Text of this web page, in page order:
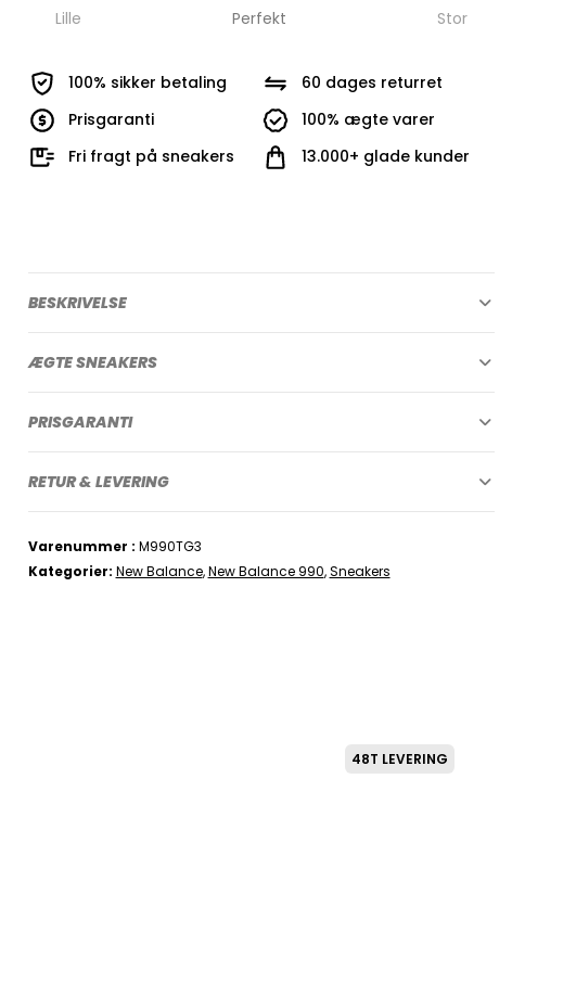
Lille
Perfekt Stor
100% sikker betaling
Prisgaranti
Fri fragt på sneakers
60 dages returret
100% ægte varer
13.000+ glade kunder
BESKRIVELSE
ÆGTE SNEAKERS
PRISGARANTI
RETUR & LEVERING
Varenummer
M990TG3
Kategorier New Balance,New Balance 990,Sneakers
48T LEVERING